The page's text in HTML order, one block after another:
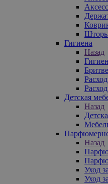
Шторы
Гигиена
Назад
Детская
Назад
Назад
Уход
Уход